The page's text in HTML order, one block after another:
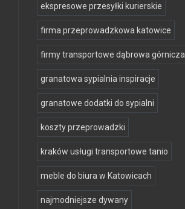
ekspresowe przesyłki kurierskie
firma przeprowadzkowa katowice
firmy transportowe dąbrowa górnicza
granatowa sypialnia inspiracje
granatowe dodatki do sypialni
koszty przeprowadzki
kraków usługi transportowe tanio
meble do biura w Katowicach
najmodniejsze dywany